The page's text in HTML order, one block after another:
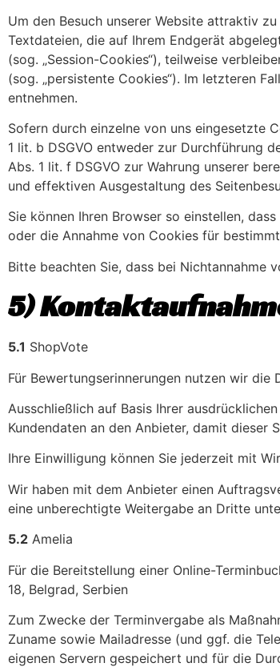
Um den Besuch unserer Website attraktiv
Textdateien, die auf Ihrem Endgerät
(sog. „Session-Cookies“), teilweise
(sog. „persistente Cookies“). Im letzteren
entnehmen.
Sofern durch einzelne von uns eingesetzte
1 lit. b DSGVO entweder zur Durchführung
Abs. 1 lit. f DSGVO zur Wahrung unserer
und effektiven Ausgestaltung des
Sie können Ihren Browser so einstellen,
oder die Annahme von Cookies für
Bitte beachten Sie, dass bei Nichtannahme
5)
5.1 ShopVote
Für Bewertungserinnerungen nutzen wir
Ausschließlich auf Basis Ihrer
Kundendaten an den Anbieter, damit dieser
Ihre Einwilligung können Sie jederzeit mit
Wir haben mit dem Anbieter einen
eine unberechtigte Weitergabe an Dritte
5.2 Amelia
Für die Bereitstellung einer Online-
18, Belgrad, Serbien
Zum Zwecke der Terminvergabe als
Zuname sowie Mailadresse (und ggf. die
eigenen Servern gespeichert und für die